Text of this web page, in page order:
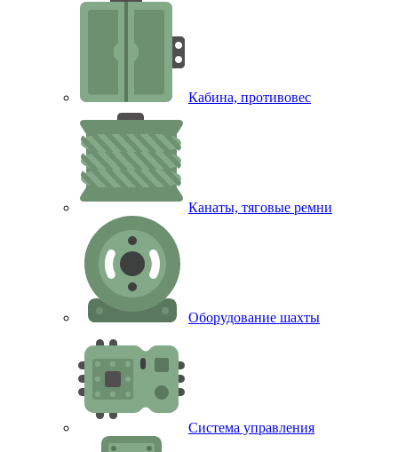
Кабина, противовес
Канаты, тяговые ремни
Оборудование шахты
Система управления